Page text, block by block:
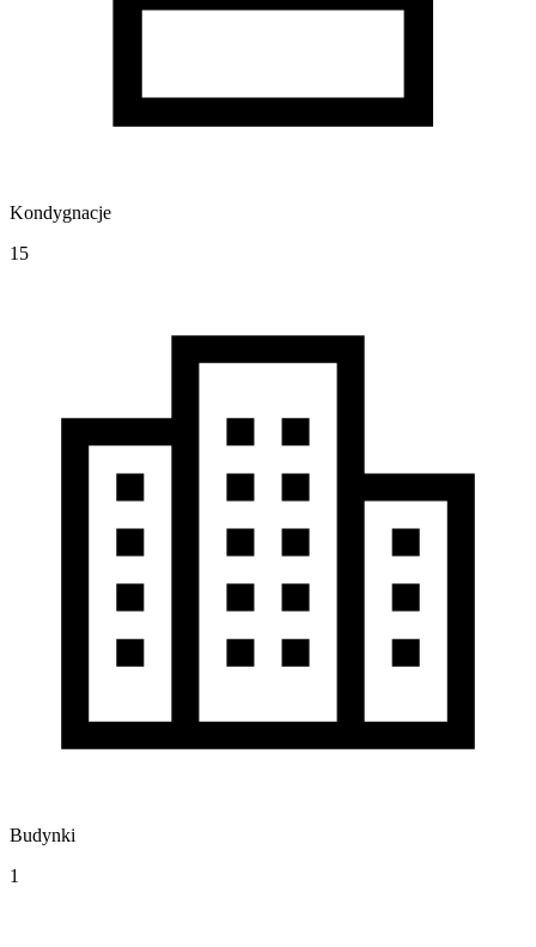
Kondygnacje
15
Budynki
1